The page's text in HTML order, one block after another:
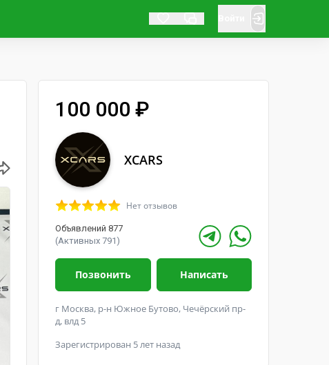
100 000 ₽
XCARS
Нет отзывов
Объявлений 877
(Активных 791)
Позвонить Написать
г Москва, р-н Южное Бутово, Чечёрский пр-
д, влд 5
Зарегистрирован 5 лет назад